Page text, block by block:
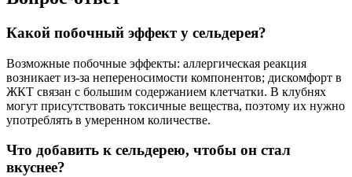
Какой побочный эффект у сельдерея?
Возможные побочные эффекты: аллергическая реакция
возникает из-за непереносимости компонентов; дискомфорт в
ЖКТ связан с большим содержанием клетчатки. В клубнях
могут присутствовать токсичные вещества, поэтому их нужно
употреблять в умеренном количестве.
Что добавить к сельдерею, чтобы он стал
вкуснее?